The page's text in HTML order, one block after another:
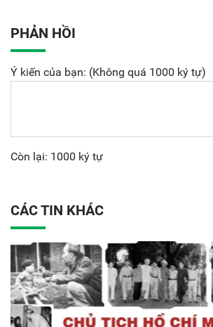
PHẢN HỒI
Ý kiến của bạn: (Không quá 1000 ký tự)
Còn lại: 1000 ký tự
CÁC TIN KHÁC